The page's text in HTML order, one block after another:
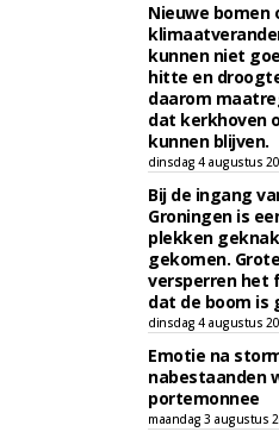
Nieuwe bomen
kunnen niet
hitte en
daarom
dat kerkhoven
kunnen blijven.
dinsdag 4 augustus
Bij de ingang
Groningen is
plekken
gekomen.
versperren het
dat de boom is
dinsdag 4 augustus
Emotie na
nabestaanden
portemonnee
maandag 3 augustus